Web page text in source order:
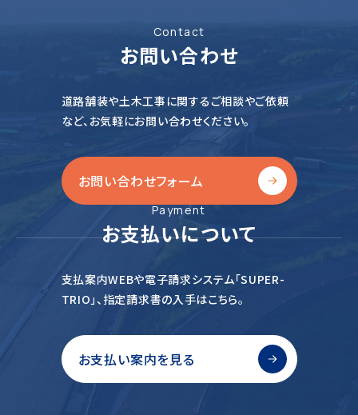
Contact
お問い合わせ
道路舗装や土木工事に関するご相談やご依頼
など、 お気軽にお問い合わせください。
お問い合わせフォーム
Payment
お支払いについて
支払案内WEBや電子請求システム「SUPER-
TRIO」、 指定請求書の入手はこちら。
お支払い案内を見る